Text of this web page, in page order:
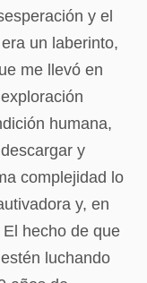
y el
un laberinto,
me llevó en
humana,
y
complejidad lo
y, en
hecho de que
luchando